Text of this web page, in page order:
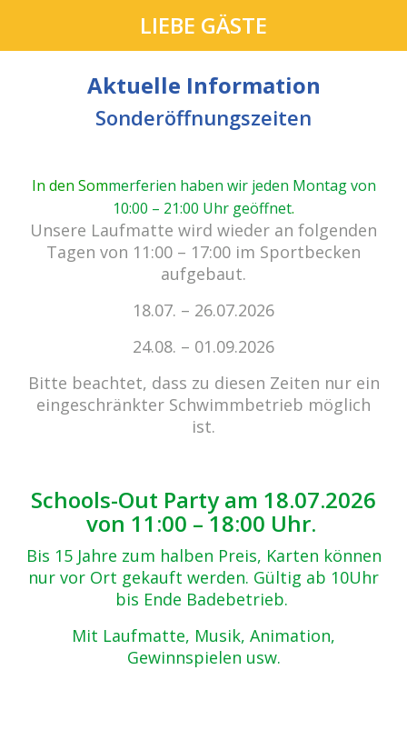
zu den E-Tickets
« Alle Veranstaltungen
stattgefunden.
Pretty Woman Day!
2. Juni 2017 @ 18:00-23:00
Lorem ipsum dolor sit amet, consectetur adipisicing elit.
Totam, eaque. A dolores repellendus commodi facere
magni sed aut quis vel cum aliquid pariatur praesentium
LIEBE GÄSTE
Aktuelle Information
Sonderöffnungszeiten
In den Sommerferien haben wir jeden Montag von
10:00 – 21:00 Uhr geöffnet.
Unsere Laufmatte wird wieder an folgenden
Tagen von 11:00 – 17:00 im Sportbecken
aufgebaut.
18.07. – 26.07.2026
24.08. – 01.09.2026
Bitte beachtet, dass zu diesen Zeiten nur ein
eingeschränkter Schwimmbetrieb möglich
ist.
Schools-Out Party am 18.07.2026
von 11:00 – 18:00 Uhr.
Bis 15 Jahre zum halben Preis, Karten können
nur vor Ort gekauft werden. Gültig ab 10Uhr
bis Ende Badebetrieb.
Mit Laufmatte, Musik, Animation,
Gewinnspielen usw.